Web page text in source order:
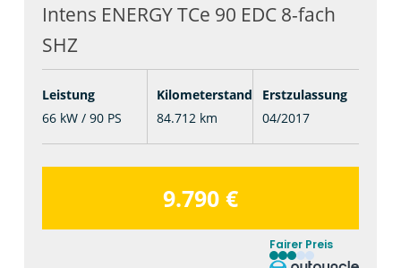
Intens ENERGY TCe 90 EDC 8-fach
SHZ
Leistung
66 kW / 90 PS
Kilometerstand
84.712 km
Erstzulassung
04/2017
9.790 €
Fairer Preis